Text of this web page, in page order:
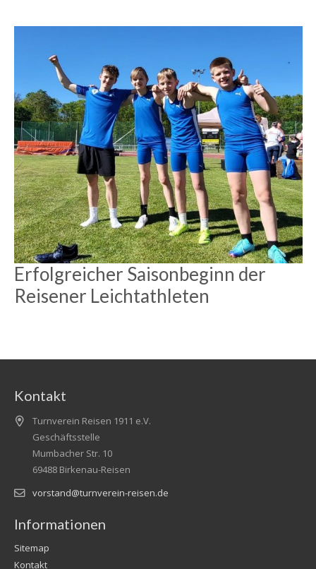
Erfolgreicher Saisonbeginn der
Reisener Leichtathleten
Kontakt
Turnverein Reisen 1911 e.V.
Geschäftsstelle
Mumbacher Str. 10
69488 Birkenau-Reisen
vorstand@turnverein-reisen.de
Informationen
Sitemap
Kontakt